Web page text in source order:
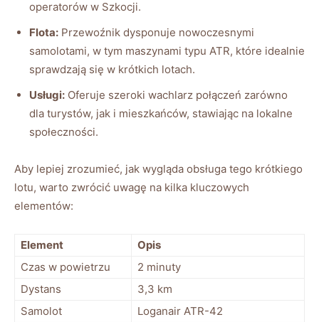
operatorów w Szkocji.
Flota: Przewoźnik dysponuje nowoczesnymi
samolotami, w tym maszynami typu ATR, które idealnie
sprawdzają się w krótkich lotach.
Usługi: Oferuje szeroki wachlarz połączeń zarówno
dla turystów, jak i mieszkańców, stawiając na lokalne
społeczności.
Aby lepiej zrozumieć, jak wygląda obsługa tego krótkiego
lotu, warto zwrócić uwagę na kilka kluczowych
elementów:
Element
Opis
Czas w powietrzu
2 minuty
Dystans
3,3 km
Samolot
Loganair ATR-42